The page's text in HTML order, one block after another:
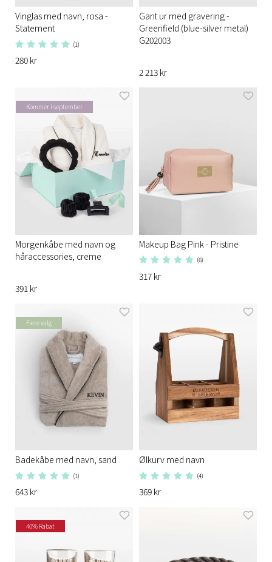
Vinglas med navn, rosa -
Statement
(1)
280 kr
Gant ur med gravering -
Greenfield (blue-silver metal)
G202003
2 213 kr
Kommer i september
Morgenkåbe med navn og
håraccessories, creme
391 kr
Makeup Bag Pink - Pristine
(6)
317 kr
Flere valg
Badekåbe med navn, sand
(1)
643 kr
Ølkurv med navn
(4)
369 kr
40% Rabat